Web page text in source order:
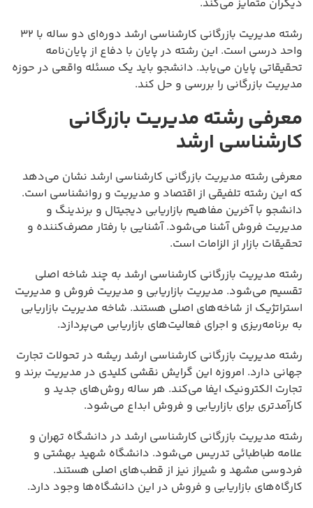
دیگران متمایز می‌کند.
رشته مدیریت بازرگانی کارشناسی ارشد دوره‌ای دو ساله با ۳۲
واحد درسی است. این رشته در پایان با دفاع از پایان‌نامه
تحقیقاتی پایان می‌یابد. دانشجو باید یک مسئله واقعی در حوزه
مدیریت بازرگانی را بررسی و حل کند.
معرفی رشته مدیریت بازرگانی
کارشناسی ارشد
معرفی رشته مدیریت بازرگانی کارشناسی ارشد نشان می‌دهد
که این رشته تلفیقی از اقتصاد و مدیریت و روانشناسی است.
دانشجو با آخرین مفاهیم بازاریابی دیجیتال و برندینگ و
مدیریت فروش آشنا می‌شود. آشنایی با رفتار مصرف‌کننده و
تحقیقات بازار از الزامات است.
رشته مدیریت بازرگانی کارشناسی ارشد به چند شاخه اصلی
تقسیم می‌شود. مدیریت بازاریابی و مدیریت فروش و مدیریت
استراتژیک از شاخه‌های اصلی هستند. شاخه مدیریت بازاریابی
به برنامه‌ریزی و اجرای فعالیت‌های بازاریابی می‌پردازد.
رشته مدیریت بازرگانی کارشناسی ارشد ریشه در تحولات تجارت
جهانی دارد. امروزه این گرایش نقشی کلیدی در مدیریت برند و
تجارت الکترونیک ایفا می‌کند. هر ساله روش‌های جدید و
کارآمدتری برای بازاریابی و فروش ابداع می‌شود.
رشته مدیریت بازرگانی کارشناسی ارشد در دانشگاه تهران و
علامه طباطبائی تدریس می‌شود. دانشگاه شهید بهشتی و
فردوسی مشهد و شیراز نیز از قطب‌های اصلی هستند.
کارگاه‌های بازاریابی و فروش در این دانشگاه‌ها وجود دارد.